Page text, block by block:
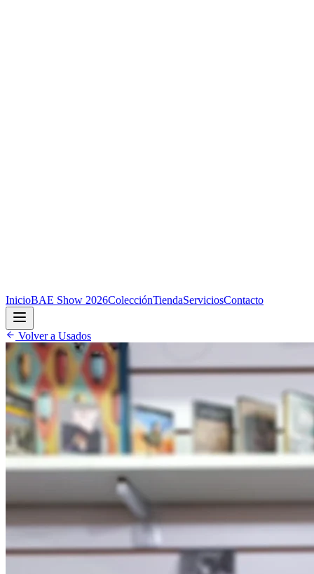
InicioBAE Show 2026ColecciónTiendaServiciosContacto
Volver a Usados